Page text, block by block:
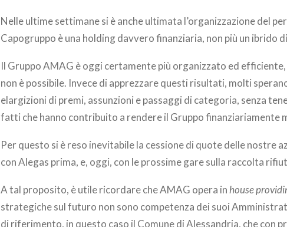
Nelle ultime settimane si è anche ultimata l’organizzazione del
Capogruppo è una holding davvero finanziaria, non più un ibrido
Il Gruppo AMAG è oggi certamente più organizzato ed
non è possibile. Invece di apprezzare questi risultati, molti
elargizioni di premi, assunzioni e passaggi di categoria, senza
fatti che hanno contribuito a rendere il Gruppo finanziariamente
Per questo si è reso inevitabile la cessione di quote delle nostre
con Alegas prima, e, oggi, con le prossime gare sulla raccolta
A tal proposito, è utile ricordare che AMAG opera in house
strategiche sul futuro non sono competenza dei suoi
di riferimento, in questo caso il Comune di Alessandria, che con